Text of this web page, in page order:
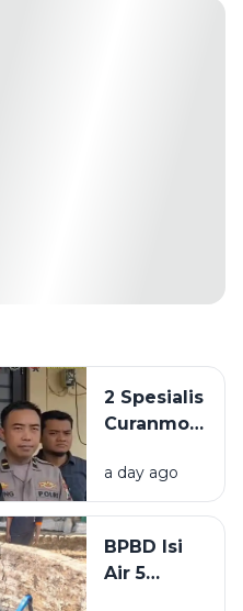
2 Spesialis
Curanmor
Bangkalan
Diringkus
Beraksi di
11 TKP
a day ago
BPBD Isi
Air 5